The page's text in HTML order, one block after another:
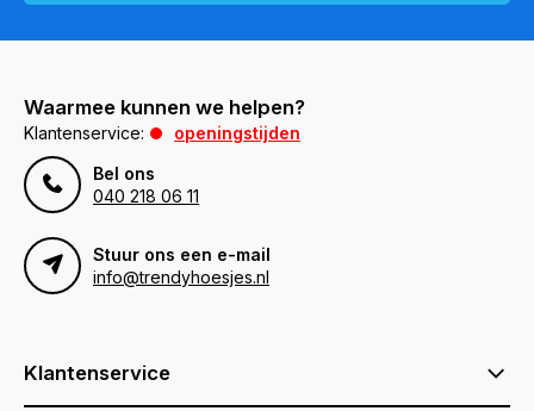
Waarmee kunnen we helpen?
Klantenservice:
openingstijden
Bel ons
040 218 06 11
Stuur ons een e-mail
info@trendyhoesjes.nl
Klantenservice